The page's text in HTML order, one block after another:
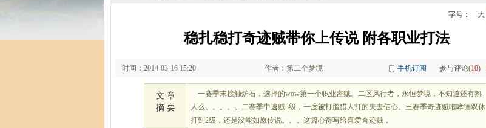
字号： 大
稳扎稳打奇迹贼带你上传说 附各职业打法
时间：2014-03-16 15:20 作者：第二个梦境 手机订阅 参与评论(10)
文 章
摘 要
一赛季末接触炉石，选择的wow第一个职业盗贼。二区风行者，永恒梦境，不知道还有熟
人么。。。。。二赛季中速贼5级，一度被打脸猎人打的失去信心。三赛季奇迹贼咆哮德双休
打到2级，还是没能如愿传说。。。这篇心得写给喜爱奇迹贼，